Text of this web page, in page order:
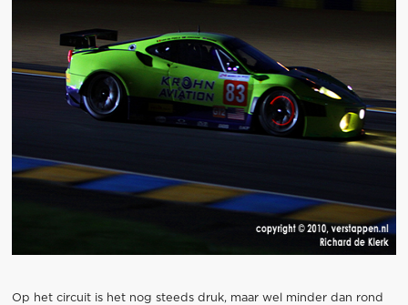
Op het circuit is het nog steeds druk, maar wel minder dan rond